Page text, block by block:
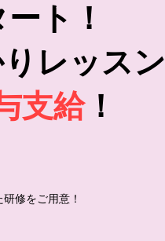
ト！
レッスン
支給！
修をご用意！